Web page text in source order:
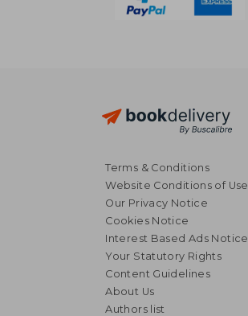
Terms & Conditions
Website Conditions of Use
Our Privacy Notice
Cookies Notice
Interest Based Ads Notice
Your Statutory Rights
Content Guidelines
About Us
Authors list